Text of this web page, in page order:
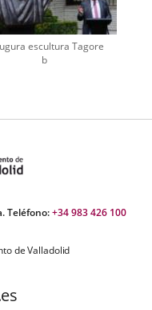
escultura Tagore
b
Teléfono:+34 983 426 100
de Valladolid